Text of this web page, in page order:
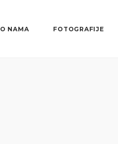
O NAMA FOTOGRAFIJE